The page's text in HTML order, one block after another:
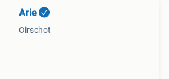
Arie
Oirschot